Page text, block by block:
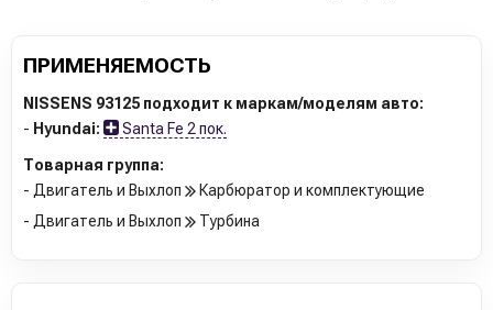
ПРИМЕНЯЕМОСТЬ
NISSENS 93125 подходит к маркам/моделям авто:
- Hyundai: Santa Fe 2 пок.
Товарная группа:
- Двигатель и Выхлоп
Карбюратор и комплектующие
- Двигатель и Выхлоп
Турбина